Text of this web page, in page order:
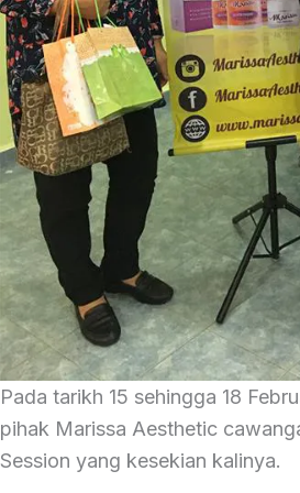
Pada tarikh 15 sehingga 18
pihak Marissa Aesthetic
Session yang kesekian kalinya.